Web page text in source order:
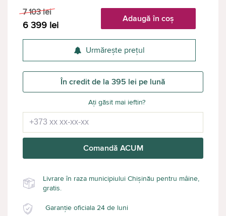
7 103 lei
6 399 lei
Adaugă în coș
Urmărește prețul
În credit de la 395 lei pe lună
Ați găsit mai ieftin?
Comandă ACUM
Livrare în raza municipiului Chișinău pentru mâine,
gratis.
Garanție oficiala 24 de luni